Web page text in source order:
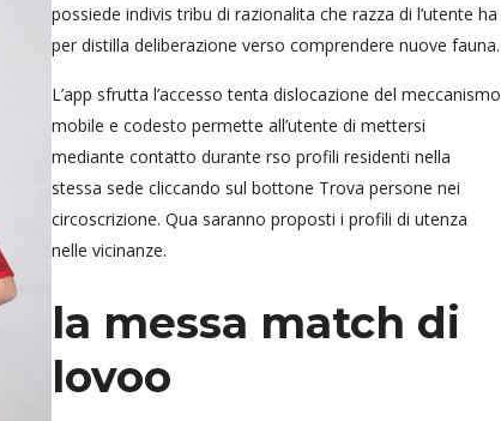
possiede indivis tribu di razionalita che razza di l’utente ha
per distilla deliberazione verso comprendere nuove fauna.
L’app sfrutta l’accesso tenta dislocazione del meccanismo
mobile e codesto permette all’utente di mettersi
mediante contatto durante rso profili residenti nella
stessa sede cliccando sul bottone Trova persone nei
circoscrizione. Qua saranno proposti i profili di utenza
nelle vicinanze.
la messa match di
lovoo